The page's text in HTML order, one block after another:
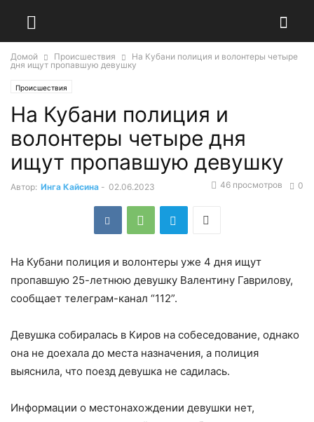
Домой Происшествия
На Кубани полиция и волонтеры четыре
дня ищут пропавшую девушку
Происшествия
На Кубани полиция и
волонтеры четыре дня
ищут пропавшую девушку
Автор: Инга Кайсина - 02.06.2023 0
46 просмотров
На Кубани полиция и волонтеры уже 4 дня ищут
пропавшую 25-летнюю девушку Валентину Гаврилову,
сообщает телеграм-канал “112”.
Девушка собиралась в Киров на собеседование, однако
она не доехала до места назначения, а полиция
выяснила, что поезд девушка не садилась.
Информации о местонахождении девушки нет,